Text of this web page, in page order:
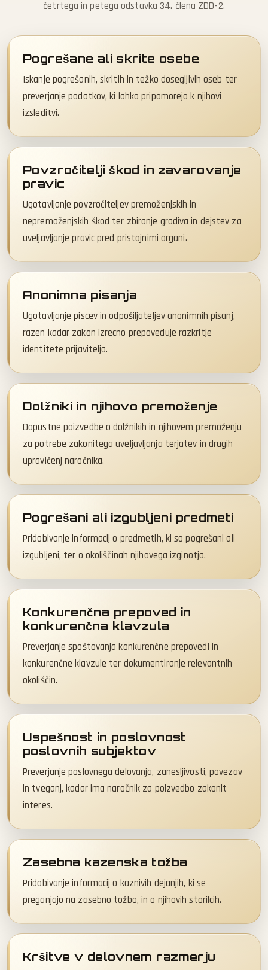
četrtega in petega odstavka 34. člena ZDD-2.
Pogrešane ali skrite osebe
Iskanje pogrešanih, skritih in težko dosegljivih oseb ter
preverjanje podatkov, ki lahko pripomorejo k njihovi
izsleditvi.
Povzročitelji škod in zavarovanje
pravic
Ugotavljanje povzročiteljev premoženjskih in
nepremoženjskih škod ter zbiranje gradiva in dejstev za
uveljavljanje pravic pred pristojnimi organi.
Anonimna pisanja
Ugotavljanje piscev in odpošiljateljev anonimnih pisanj,
razen kadar zakon izrecno prepoveduje razkritje
identitete prijavitelja.
Dolžniki in njihovo premoženje
Dopustne poizvedbe o dolžnikih in njihovem premoženju
za potrebe zakonitega uveljavljanja terjatev in drugih
upravičenj naročnika.
Pogrešani ali izgubljeni predmeti
Pridobivanje informacij o predmetih, ki so pogrešani ali
izgubljeni, ter o okoliščinah njihovega izginotja.
Konkurenčna prepoved in
konkurenčna klavzula
Preverjanje spoštovanja konkurenčne prepovedi in
konkurenčne klavzule ter dokumentiranje relevantnih
okoliščin.
Uspešnost in poslovnost
poslovnih subjektov
Preverjanje poslovnega delovanja, zanesljivosti, povezav
in tveganj, kadar ima naročnik za poizvedbo zakonit
interes.
Zasebna kazenska tožba
Pridobivanje informacij o kaznivih dejanjih, ki se
preganjajo na zasebno tožbo, in o njihovih storilcih.
Kršitve v delovnem razmerju